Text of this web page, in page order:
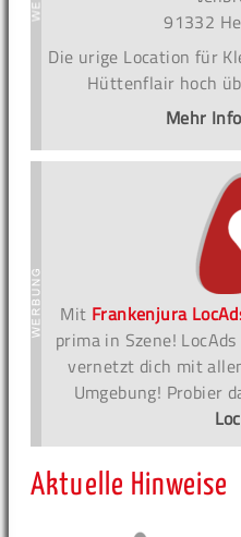
91332
Die urige Location für
Hüttenflair hoch
Mehr
Mit Frankenjura
prima in Szene!
vernetzt dich mit
Umgebung! Probier
Aktuelle Hinweise